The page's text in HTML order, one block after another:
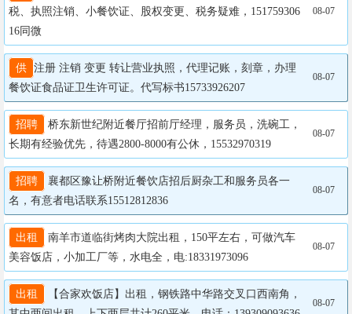
税、执照注销、小餐饮证、股权变更、税务疑难，151759306
16同微
08-07
供 注册 注销 变更 转让营业执照，代理记账，刻章，办理
餐饮证食品证卫生许可证。代写标书15733926207
08-07
招聘
桥东新世纪附近餐厅招前厅经理，服务员，洗碗工，
长期有经验优先，待遇2800-8000有公休，15532970319
08-07
招聘
襄都区豫让桥附近餐饮店招后厨杂工和服务员各一
名，有意者电话联系15512812836
08-07
出租
南羊市道临街烤肉大院出租，150平左右，可做汽车
美容饭店，小加工厂等，水电全，电:18331973096
08-07
出租
【合家欢饭店】出租，钢铁路中华路交叉口西南角，
08-07